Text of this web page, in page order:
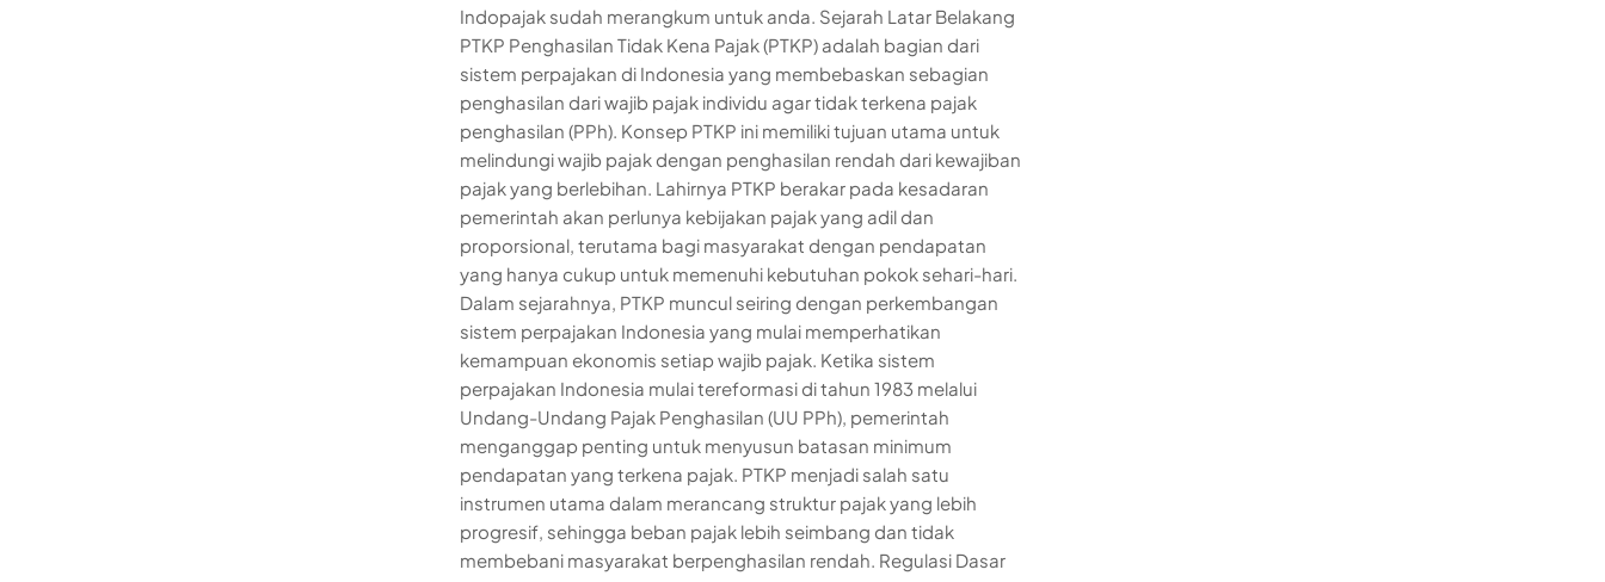
Indopajak sudah merangkum untuk anda. Sejarah Latar Belakang
PTKP Penghasilan Tidak Kena Pajak (PTKP) adalah bagian dari
sistem perpajakan di Indonesia yang membebaskan sebagian
penghasilan dari wajib pajak individu agar tidak terkena pajak
penghasilan (PPh). Konsep PTKP ini memiliki tujuan utama untuk
melindungi wajib pajak dengan penghasilan rendah dari kewajiban
pajak yang berlebihan. Lahirnya PTKP berakar pada kesadaran
pemerintah akan perlunya kebijakan pajak yang adil dan
proporsional, terutama bagi masyarakat dengan pendapatan
yang hanya cukup untuk memenuhi kebutuhan pokok sehari-hari.
Dalam sejarahnya, PTKP muncul seiring dengan perkembangan
sistem perpajakan Indonesia yang mulai memperhatikan
kemampuan ekonomis setiap wajib pajak. Ketika sistem
perpajakan Indonesia mulai tereformasi di tahun 1983 melalui
Undang-Undang Pajak Penghasilan (UU PPh), pemerintah
menganggap penting untuk menyusun batasan minimum
pendapatan yang terkena pajak. PTKP menjadi salah satu
instrumen utama dalam merancang struktur pajak yang lebih
progresif, sehingga beban pajak lebih seimbang dan tidak
membebani masyarakat berpenghasilan rendah. Regulasi Dasar